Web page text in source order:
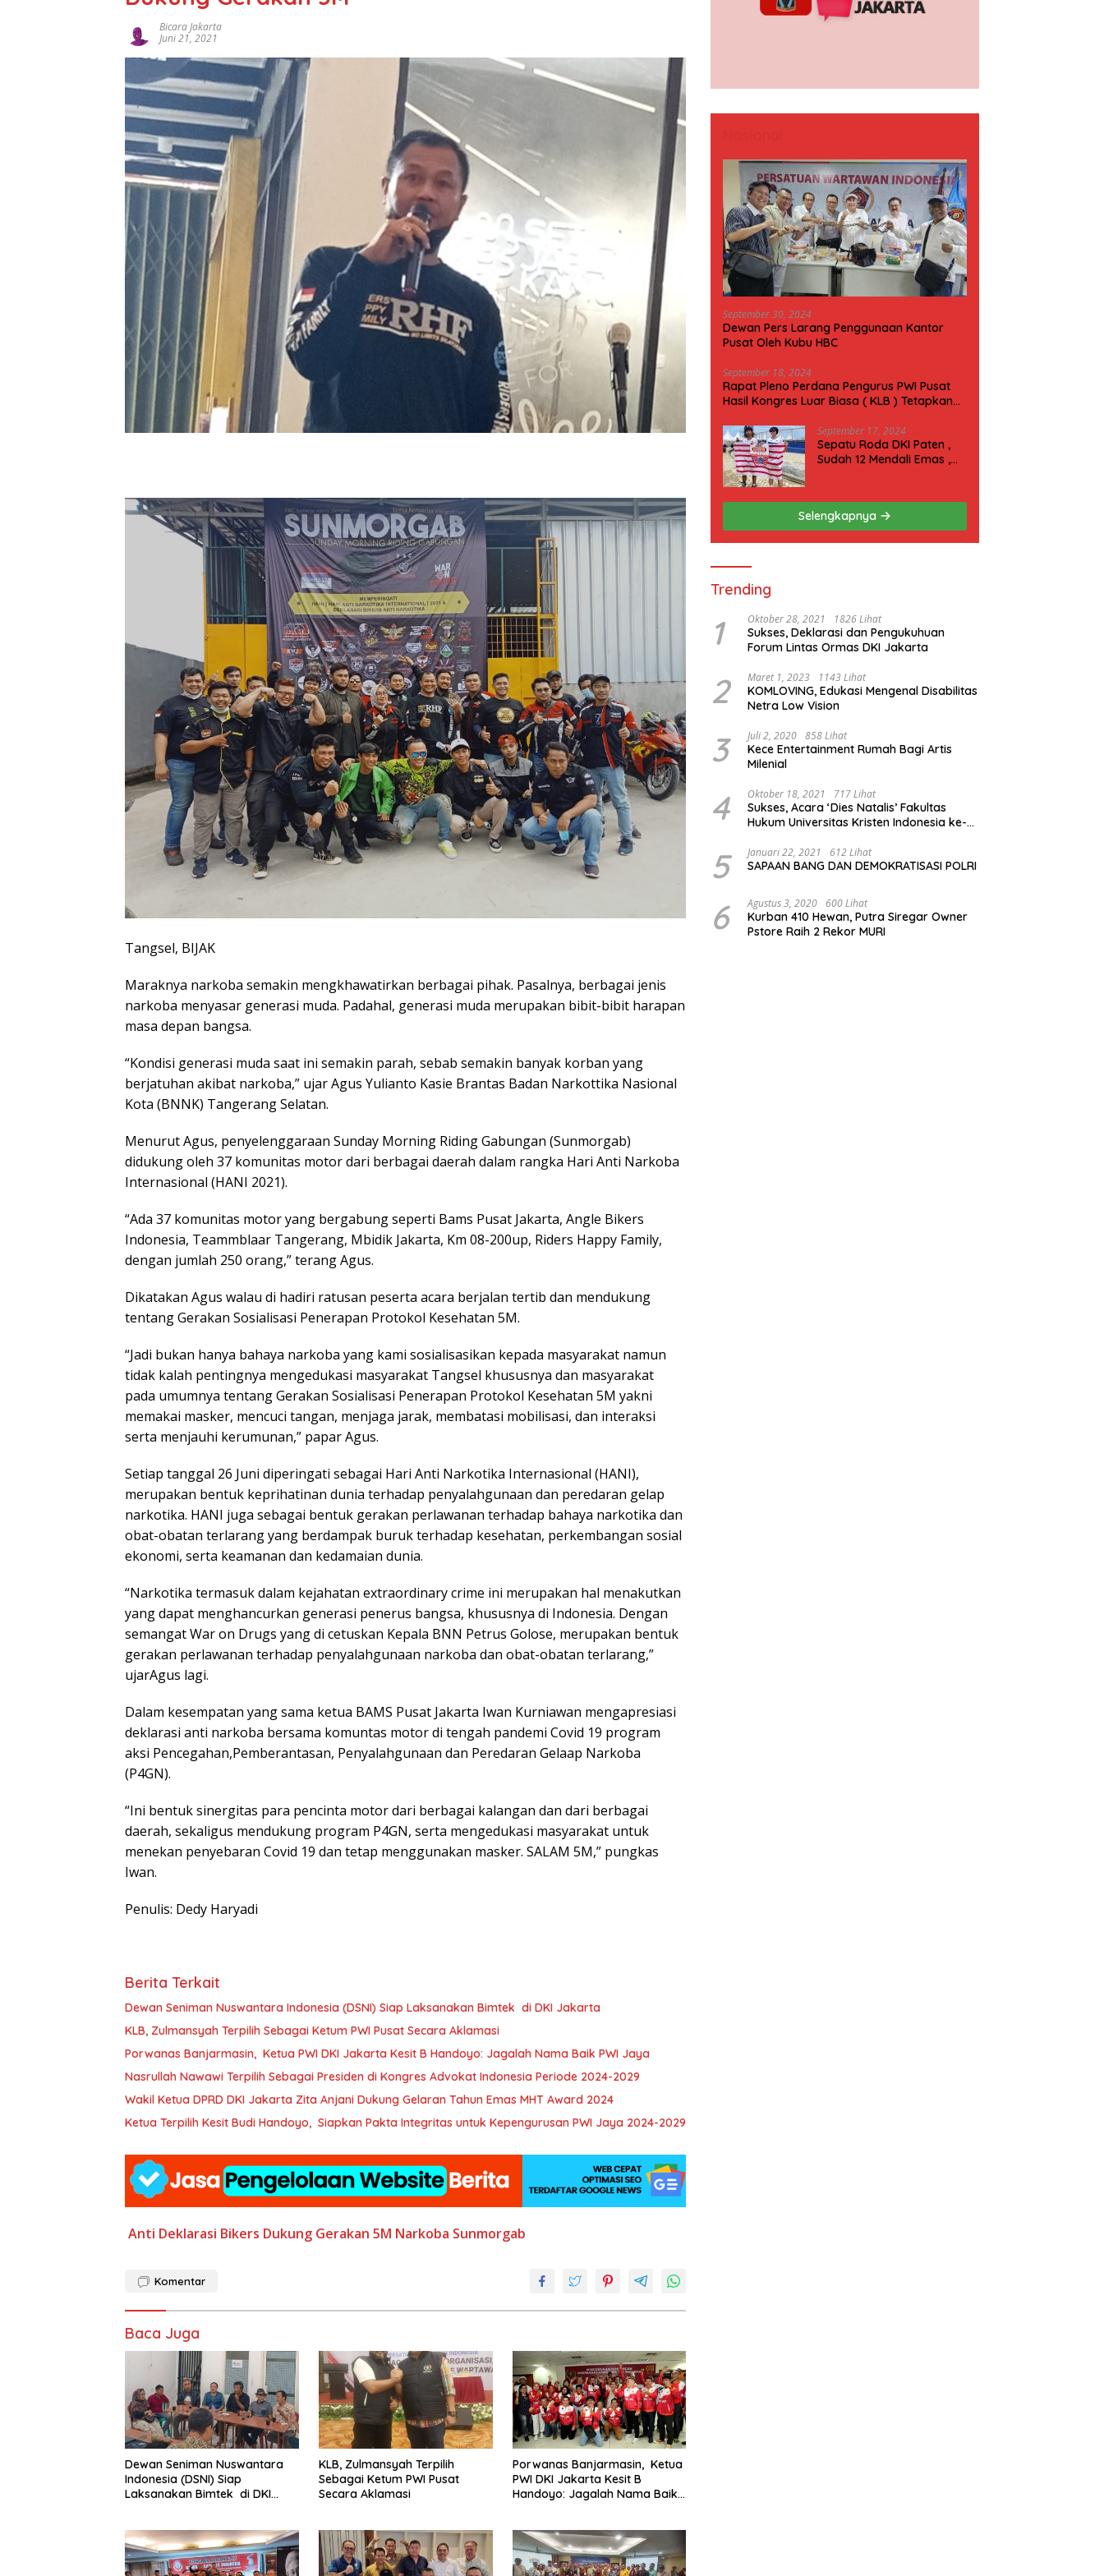
Bicara Jakarta
Juni 21, 2021
Tangsel, BIJAK
Maraknya narkoba semakin mengkhawatirkan berbagai pihak. Pasalnya, berbagai jenis
narkoba menyasar generasi muda. Padahal, generasi muda merupakan bibit-bibit harapan
masa depan bangsa.
“Kondisi generasi muda saat ini semakin parah, sebab semakin banyak korban yang
berjatuhan akibat narkoba,” ujar Agus Yulianto Kasie Brantas Badan Narkottika Nasional
Kota (BNNK) Tangerang Selatan.
Menurut Agus, penyelenggaraan Sunday Morning Riding Gabungan (Sunmorgab)
didukung oleh 37 komunitas motor dari berbagai daerah dalam rangka Hari Anti Narkoba
Internasional (HANI 2021).
“Ada 37 komunitas motor yang bergabung seperti Bams Pusat Jakarta, Angle Bikers
Indonesia, Teammblaar Tangerang, Mbidik Jakarta, Km 08-200up, Riders Happy Family,
dengan jumlah 250 orang,” terang Agus.
Dikatakan Agus walau di hadiri ratusan peserta acara berjalan tertib dan mendukung
tentang Gerakan Sosialisasi Penerapan Protokol Kesehatan 5M.
“Jadi bukan hanya bahaya narkoba yang kami sosialisasikan kepada masyarakat namun
tidak kalah pentingnya mengedukasi masyarakat Tangsel khususnya dan masyarakat
pada umumnya tentang Gerakan Sosialisasi Penerapan Protokol Kesehatan 5M yakni
memakai masker, mencuci tangan, menjaga jarak, membatasi mobilisasi, dan interaksi
serta menjauhi kerumunan,” papar Agus.
Setiap tanggal 26 Juni diperingati sebagai Hari Anti Narkotika Internasional (HANI),
merupakan bentuk keprihatinan dunia terhadap penyalahgunaan dan peredaran gelap
narkotika. HANI juga sebagai bentuk gerakan perlawanan terhadap bahaya narkotika dan
obat-obatan terlarang yang berdampak buruk terhadap kesehatan, perkembangan sosial
ekonomi, serta keamanan dan kedamaian dunia.
“Narkotika termasuk dalam kejahatan extraordinary crime ini merupakan hal menakutkan
yang dapat menghancurkan generasi penerus bangsa, khususnya di Indonesia. Dengan
semangat War on Drugs yang di cetuskan Kepala BNN Petrus Golose, merupakan bentuk
gerakan perlawanan terhadap penyalahgunaan narkoba dan obat-obatan terlarang,”
ujarAgus lagi.
Dalam kesempatan yang sama ketua BAMS Pusat Jakarta Iwan Kurniawan mengapresiasi
deklarasi anti narkoba bersama komuntas motor di tengah pandemi Covid 19 program
aksi Pencegahan,Pemberantasan, Penyalahgunaan dan Peredaran Gelaap Narkoba
(P4GN).
“Ini bentuk sinergitas para pencinta motor dari berbagai kalangan dan dari berbagai
daerah, sekaligus mendukung program P4GN, serta mengedukasi masyarakat untuk
menekan penyebaran Covid 19 dan tetap menggunakan masker. SALAM 5M,” pungkas
Iwan.
Penulis: Dedy Haryadi
Berita Terkait
Dewan Seniman Nuswantara Indonesia (DSNI) Siap Laksanakan Bimtek di DKI Jakarta
KLB, Zulmansyah Terpilih Sebagai Ketum PWI Pusat Secara Aklamasi
Porwanas Banjarmasin, Ketua PWI DKI Jakarta Kesit B Handoyo: Jagalah Nama Baik PWI Jaya
Nasrullah Nawawi Terpilih Sebagai Presiden di Kongres Advokat Indonesia Periode 2024-2029
Wakil Ketua DPRD DKI Jakarta Zita Anjani Dukung Gelaran Tahun Emas MHT Award 2024
Ketua Terpilih Kesit Budi Handoyo, Siapkan Pakta Integritas untuk Kepengurusan PWI Jaya 2024-2029
Anti Deklarasi Bikers Dukung Gerakan 5M Narkoba Sunmorgab
Komentar
Baca Juga
Dewan Seniman Nuswantara
Indonesia (DSNI) Siap
Laksanakan Bimtek di DKI
KLB, Zulmansyah Terpilih
Sebagai Ketum PWI Pusat
Secara Aklamasi
Porwanas Banjarmasin, Ketua
PWI DKI Jakarta Kesit B
Handoyo: Jagalah Nama Baik
September 30, 2024
Dewan Pers Larang Penggunaan Kantor
Pusat Oleh Kubu HBC
September 18, 2024
Rapat Pleno Perdana Pengurus PWI Pusat
Hasil Kongres Luar Biasa ( KLB ) Tetapkan
September 17, 2024
Sepatu Roda DKI Paten ,
Sudah 12 Mendali Emas ,
Selengkapnya
Trending
1 Oktober 28, 2021 1826 Lihat
Sukses, Deklarasi dan Pengukuhuan
Forum Lintas Ormas DKI Jakarta
2 Maret 1, 2023 1143 Lihat
KOMLOVING, Edukasi Mengenal Disabilitas
Netra Low Vision
3 Juli 2, 2020 858 Lihat
Kece Entertainment Rumah Bagi Artis
Milenial
4 Oktober 18, 2021 717 Lihat
Sukses, Acara ‘Dies Natalis’ Fakultas
Hukum Universitas Kristen Indonesia ke-
5 Januari 22, 2021 612 Lihat
SAPAAN BANG DAN DEMOKRATISASI POLRI
6 Agustus 3, 2020 600 Lihat
Kurban 410 Hewan, Putra Siregar Owner
Pstore Raih 2 Rekor MURI